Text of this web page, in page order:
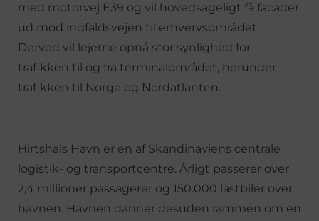
med motorvej E39 og vil hovedsageligt få facader
ud mod indfaldsvejen til erhvervsområdet.
Derved vil lejerne opnå stor synlighed for
trafikken til og fra terminalområdet, herunder
trafikken til Norge og Nordatlanten.
Hirtshals Havn er en af Skandinaviens centrale
logistik- og transportcentre. Årligt passerer over
2,4 millioner passagerer og 150.000 lastbiler over
havnen. Havnen danner desuden rammen om en